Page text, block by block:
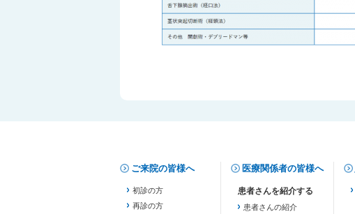
ご来院の皆様へ
初診の方
再診の方
医療関係者の皆様へ
患者さんの紹介